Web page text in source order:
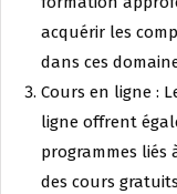
acquérir les
dans ces
Cours en ligne :
ligne offrent
programmes liés
des cours